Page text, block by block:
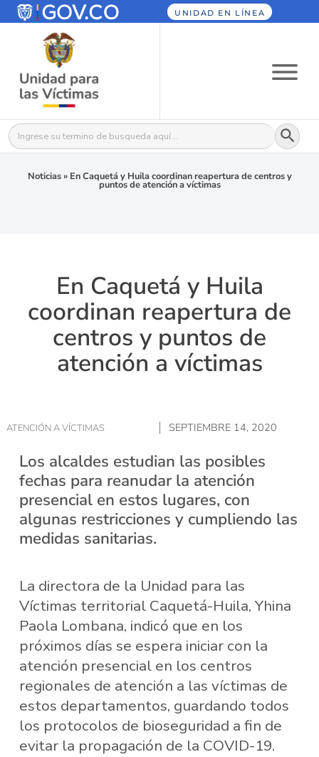
UNIDAD EN LÍNEA
Buscar: Botón
Noticias» En Caquetá y Huila coordinan reapertura de centros y
puntos de atención a víctimas
En Caquetá y Huila
coordinan reapertura de
centros y puntos de
atención a víctimas
ATENCIÓN A VÍCTIMAS SEPTIEMBRE 14, 2020
Los alcaldes estudian las posibles
fechas para reanudar la atención
presencial en estos lugares, con
algunas restricciones y cumpliendo las
medidas sanitarias.
La directora de la Unidad para las
Víctimas territorial Caquetá-Huila, Yhina
Paola Lombana, indicó que en los
próximos días se espera iniciar con la
atención presencial en los centros
regionales de atención a las víctimas de
estos departamentos, guardando todos
los protocolos de bioseguridad a fin de
evitar la propagación de la COVID-19.